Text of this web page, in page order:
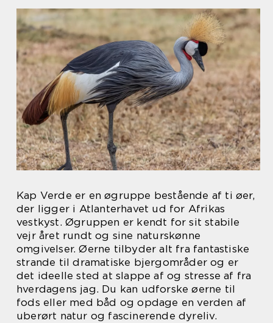
Kap Verde er en øgruppe bestående af ti øer,
der ligger i Atlanterhavet ud for Afrikas
vestkyst. Øgruppen er kendt for sit stabile
vejr året rundt og sine naturskønne
omgivelser. Øerne tilbyder alt fra fantastiske
strande til dramatiske bjergområder og er
det ideelle sted at slappe af og stresse af fra
hverdagens jag. Du kan udforske øerne til
fods eller med båd og opdage en verden af
uberørt natur og fascinerende dyreliv.